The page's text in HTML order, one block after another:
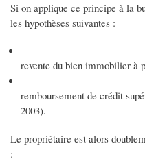
Si on applique ce principe à la
les hypothèses suivantes :
revente du bien immobilier à
remboursement de crédit
2003).
Le propriétaire est alors
: